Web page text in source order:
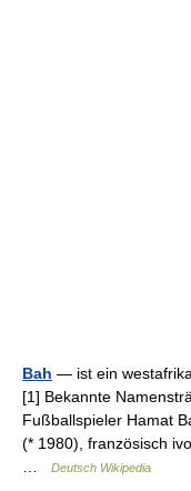
Bah — ist ein
[1] Bekannte
Fußballspieler Hamat
(* 1980), französisch
Deutsch Wikipedia